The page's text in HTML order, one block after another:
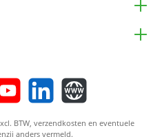
BTW, verzendkosten en eventuele
anders vermeld.